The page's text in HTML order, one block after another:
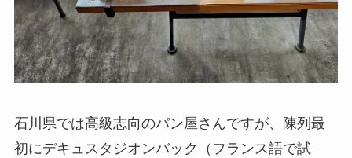
石川県では高級志向のパン屋さんですが、陳列最
初にデキュスタジオンバック（フランス語で試